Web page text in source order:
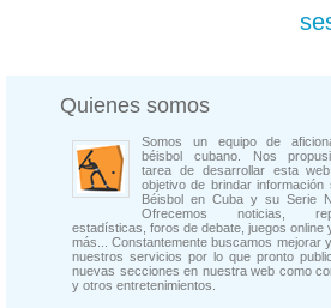
Quienes somos
Somos un equipo de
béisbol cubano. Nos
tarea de desarrollar esta
objetivo de brindar información
Béisbol en Cuba y su Serie
Ofrecemos noticias,
estadísticas, foros de debate, juegos online
más... Constantemente buscamos mejorar
nuestros servicios por lo que pronto
nuevas secciones en nuestra web como
y otros entretenimientos.